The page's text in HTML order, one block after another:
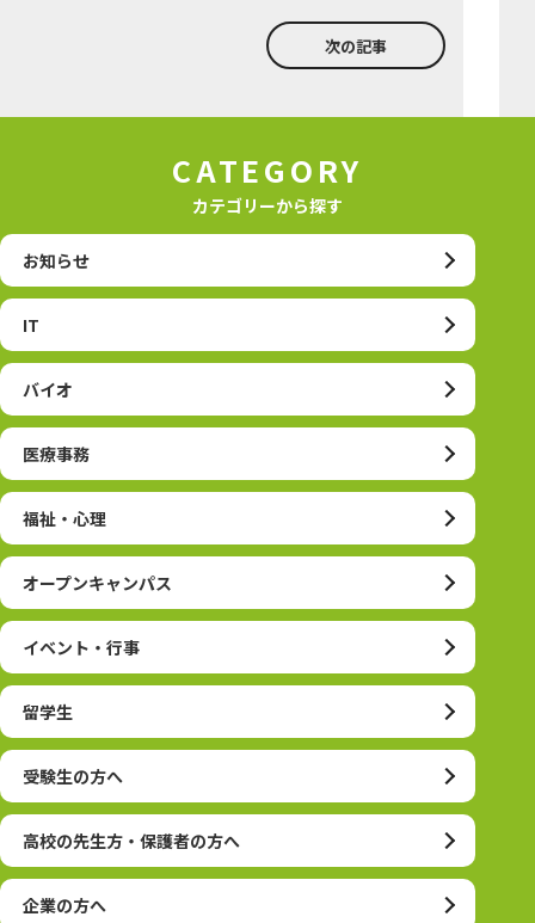
次の記事
CATEGORY
カテゴリーから探す
お知らせ
IT
バイオ
医療事務
福祉・心理
オープンキャンパス
イベント・行事
留学生
受験生の方へ
高校の先生方・保護者の方へ
企業の方へ